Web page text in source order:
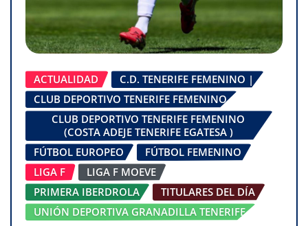
ACTUALIDAD
C.D. TENERIFE FEMENINO |
CLUB DEPORTIVO TENERIFE FEMENINO
CLUB DEPORTIVO TENERIFE FEMENINO
(COSTA ADEJE TENERIFE EGATESA )
FÚTBOL EUROPEO
FÚTBOL FEMENINO
LIGA F
LIGA F MOEVE
PRIMERA IBERDROLA
TITULARES DEL DÍA
UNIÓN DEPORTIVA GRANADILLA TENERIFE